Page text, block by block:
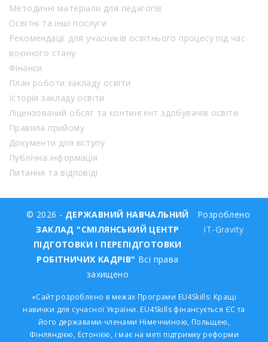
Методичні матеріали для педагогів
Освітні та інші послуги
Рекомендації для учасників освітнього процесу під час
воєнного стану
Фінанси
План роботи закладу освіти
Історія закладу освіти
Ліцензований обсяг та контингент здобувачів освіти
Правила прийому
Документи для вступу
Публічна інформація
Питання та відповіді
© 2026 - ДЕРЖАВНИЙ НАВЧАЛЬНИЙ
ЗАКЛАД "СМІЛЯНСЬКИЙ ЦЕНТР
ПІДГОТОВКИ І ПЕРЕПІДГОТОВКИ
РОБІТНИЧИХ КАДРІВ" Всі права
захищено
Розроблено
IT-Gravity
«Сайт розроблено в межах Програми EU4Skills: Кращі
навички для сучасної України. EU4Skills фінансується ЄС та
його державами-членами Німеччиною, Польщею,
Фінляндією, Естонією, і має на меті підтримку реформи